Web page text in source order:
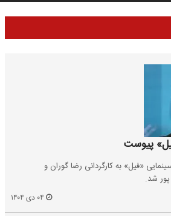
پیوست
«فیل» به کارگردانی رضا گوران و
‌پور شد.